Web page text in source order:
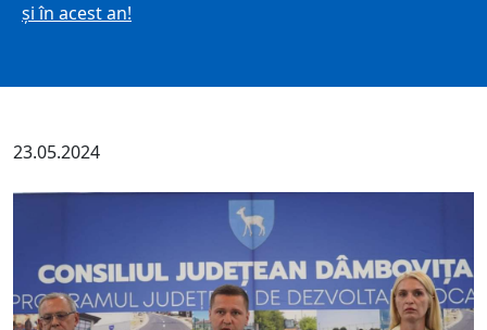
și în acest an!
23.05.2024